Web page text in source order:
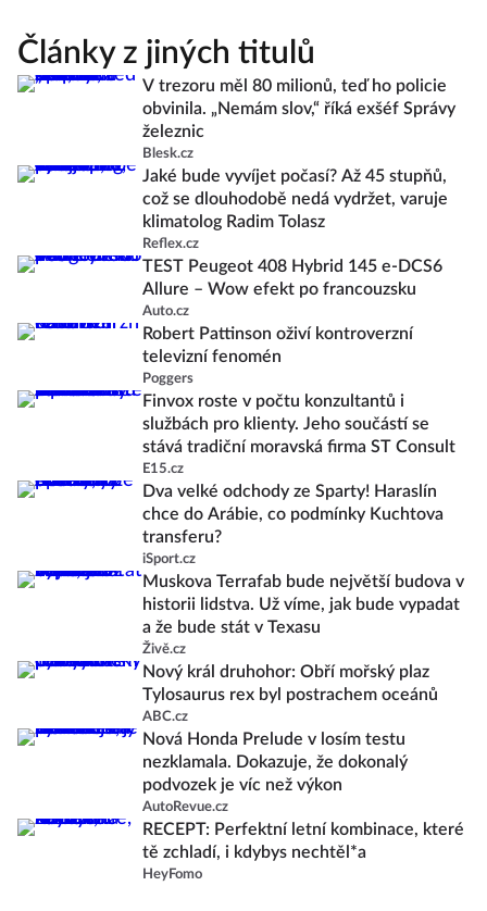
Články z jiných titulů
V trezoru měl 80 milionů, teď ho policie
obvinila. „Nemám slov,“ říká exšéf Správy
železnic
Blesk.cz
Jaké bude vyvíjet počasí? Až 45 stupňů,
což se dlouhodobě nedá vydržet, varuje
klimatolog Radim Tolasz
Reflex.cz
TEST Peugeot 408 Hybrid 145 e-DCS6
Allure – Wow efekt po francouzsku
Auto.cz
Robert Pattinson oživí kontroverzní
televizní fenomén
Poggers
Finvox roste v počtu konzultantů i
službách pro klienty. Jeho součástí se
stává tradiční moravská firma ST Consult
E15.cz
Dva velké odchody ze Sparty! Haraslín
chce do Arábie, co podmínky Kuchtova
transferu?
iSport.cz
Muskova Terrafab bude největší budova v
historii lidstva. Už víme, jak bude vypadat
a že bude stát v Texasu
Živě.cz
Nový král druhohor: Obří mořský plaz
Tylosaurus rex byl postrachem oceánů
ABC.cz
Nová Honda Prelude v losím testu
nezklamala. Dokazuje, že dokonalý
podvozek je víc než výkon
AutoRevue.cz
RECEPT: Perfektní letní kombinace, které
tě zchladí, i kdybys nechtěl*a
HeyFomo